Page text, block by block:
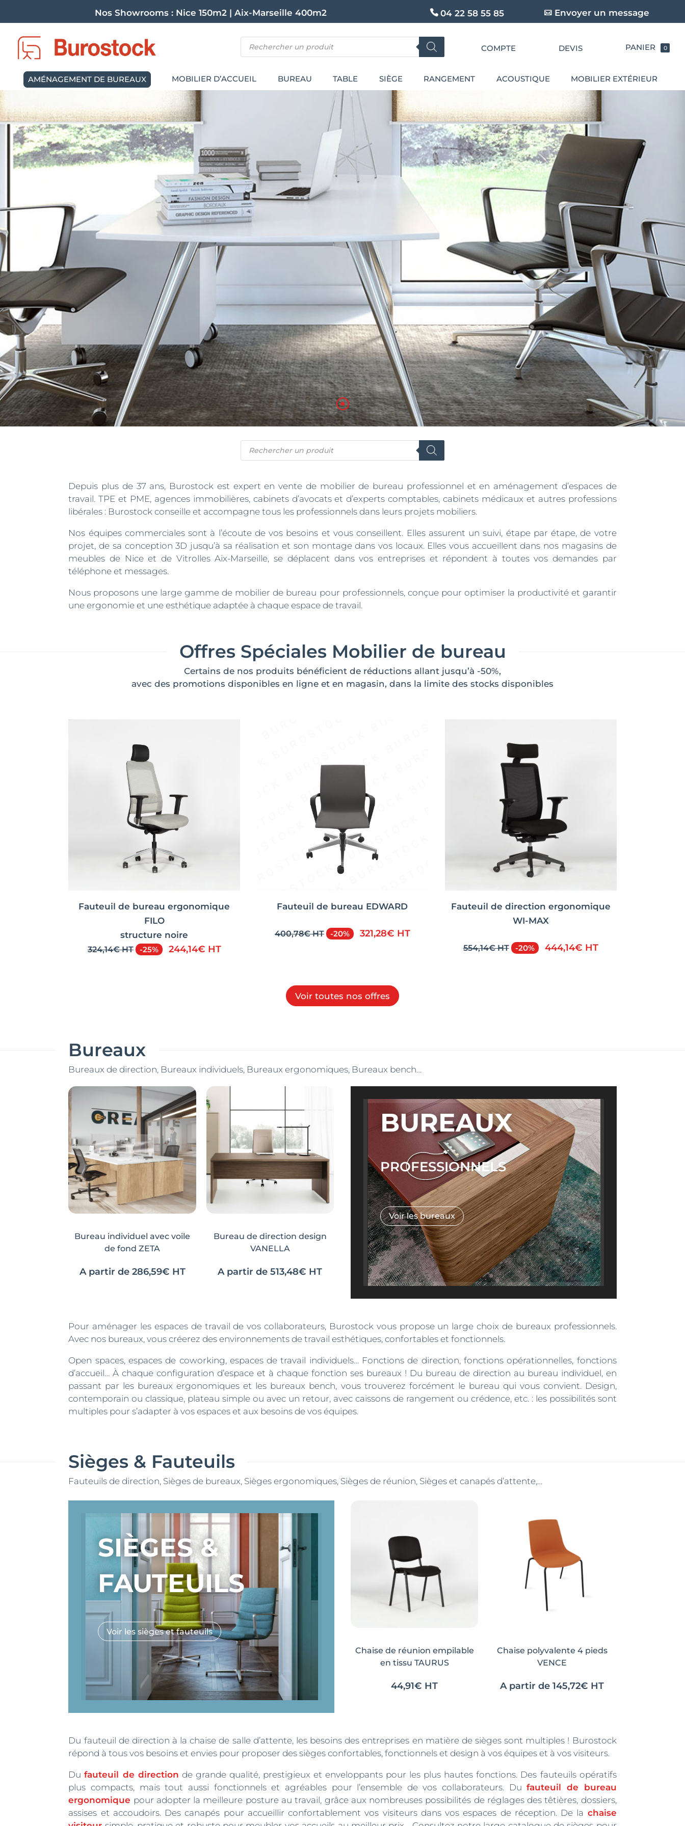
Nos Showrooms : Nice 150m2| Aix-Marseille 400m2 04 22 58 55 85 Envoyer un message
Recherche
de
produits
COMPTE DEVIS 0
AMÉNAGEMENT DE BUREAUX MOBILIER D’ACCUEIL BUREAU TABLE SIÈGE RANGEMENT ACOUSTIQUE MOBILIER EXTÉRIEUR
AMÉNAGEMENT DE BUREAUX
Burostock vous accompagne dans l’aménagement de vos bureaux professionnels – open space, bureau
individuel ou télétravail. Sur devis, au meilleur rapport qualité/prix.
Aménagement de bureaux
Recherche
de
produits
Depuis plus de 37 ans, Burostock est expert en vente de mobilier de bureau professionnel et en aménagement d’espaces de
travail. TPE et PME, agences immobilières, cabinets d’avocats et d’experts comptables, cabinets médicaux et autres professions
libérales : Burostock conseille et accompagne tous les professionnels dans leurs projets mobiliers.
Nos équipes commerciales sont à l’écoute de vos besoins et vous conseillent. Elles assurent un suivi, étape par étape, de votre
projet, de sa conception 3D jusqu’à sa réalisation et son montage dans vos locaux. Elles vous accueillent dans nos magasins de
meubles de Nice et de Vitrolles Aix-Marseille, se déplacent dans vos entreprises et répondent à toutes vos demandes par
téléphone et messages.
Nous proposons une large gamme de mobilier de bureau pour professionnels, conçue pour optimiser la productivité et garantir
une ergonomie et une esthétique adaptée à chaque espace de travail.
Offres Spéciales Mobilier de bureau
Certains de nos produits bénéficient de réductions allant jusqu’à -50%,
avec des promotions disponibles en ligne et en magasin, dans la limite des stocks disponibles
Fauteuil de bureau ergonomique
FILO
structure noire
324,14€ HT -25% 244,14€ HT
Fauteuil de bureau EDWARD
400,78€ HT -20% 321,28€ HT
Fauteuil de direction ergonomique
WI-MAX
554,14€ HT -20% 444,14€ HT
Voir toutes nos offres
Bureaux
Bureaux de direction, Bureaux individuels, Bureaux ergonomiques, Bureaux bench…
Bureau individuel avec voile
de fond ZETA
A partir de 286,59€ HT
plusieurs
variations.
options
peuvent
être
choisies
sur
du
produit
plusieurs
variations.
options
peuvent
être
choisies
sur
du
produit
Bureau de direction design
VANELLA
A partir de 513,48€ HT
BUREAUX
PROFESSIONNELS
Voir les bureaux
Pour aménager les espaces de travail de vos collaborateurs, Burostock vous propose un large choix de bureaux professionnels.
Avec nos bureaux, vous créerez des environnements de travail esthétiques, confortables et fonctionnels.
Open spaces, espaces de coworking, espaces de travail individuels… Fonctions de direction, fonctions opérationnelles, fonctions
d’accueil… À chaque configuration d’espace et à chaque fonction ses bureaux ! Du bureau de direction au bureau individuel, en
passant par les bureaux ergonomiques et les bureaux bench, vous trouverez forcément le bureau qui vous convient. Design,
contemporain ou classique, plateau simple ou avec un retour, avec caissons de rangement ou crédence, etc. : les possibilités sont
multiples pour s’adapter à vos espaces et aux besoins de vos équipes.
Sièges & Fauteuils
Fauteuils de direction, Sièges de bureaux, Sièges ergonomiques, Sièges de réunion, Sièges et canapés d’attente,…
SIÈGES &
FAUTEUILS
Voir les sièges et fauteuils
Chaise de réunion empilable
en tissu TAURUS
44,91€ HT
plusieurs
variations.
options
peuvent
être
choisies
plusieurs
variations.
options
peuvent
être
choisies
Chaise polyvalente 4 pieds
VENCE
A partir de145,72€ HT
plusieurs
variations.
options
peuvent
être
choisies
plusieurs
variations.
options
peuvent
être
choisies
Du fauteuil de direction à la chaise de salle d’attente, les besoins des entreprises en matière de sièges sont multiples ! Burostock
répond à tous vos besoins et envies pour proposer des sièges confortables, fonctionnels et design à vos équipes et à vos visiteurs.
Dufauteuil de direction de grande qualité, prestigieux et enveloppants pour les plus hautes fonctions. Des fauteuils opératifs
plus compacts, mais tout aussi fonctionnels et agréables pour l’ensemble de vos collaborateurs. Dufauteuil de bureau
ergonomique pour adopter la meilleure posture au travail, grâce aux nombreuses possibilités de réglages des têtières, dossiers,
assises et accoudoirs. Des canapés pour accueillir confortablement vos visiteurs dans vos espaces de réception. De la chaise